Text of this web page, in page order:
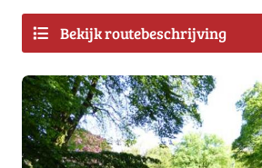
Bekijk routebeschrijving